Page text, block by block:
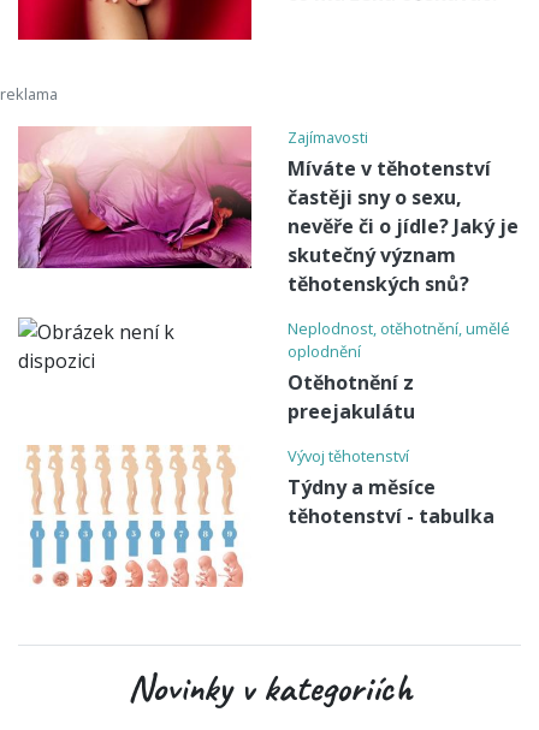
Zajímavosti
Míváte v těhotenství
častěji sny o sexu,
nevěře či o jídle? Jaký je
skutečný význam
těhotenských snů?
Neplodnost, otěhotnění, umělé
oplodnění
Otěhotnění z
preejakulátu
Vývoj těhotenství
Týdny a měsíce
těhotenství - tabulka
Novinky v kategoriích